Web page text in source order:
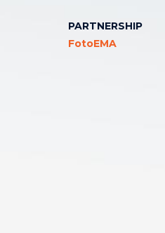
PARTNERSHIP
FotoEMA